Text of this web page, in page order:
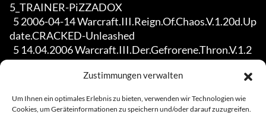
Zustimmungen verwalten
Um Ihnen ein optimales Erlebnis zu bieten, verwenden wir Technologien wie
Cookies, um Geräteinformationen zu speichern und/oder darauf zuzugreifen.